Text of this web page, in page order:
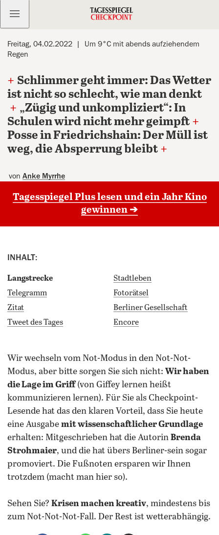
Kostenlos anmelden
Freitag, 04.02.2022
Um 9°C mit abends aufziehendem
Regen
+ Schlimmer geht immer: Das Wetter
ist nicht so schlecht, wie man denkt
+ „Zügig und unkompliziert“: In
Schulen wird nicht mehr geimpft +
Posse in Friedrichshain: Der Müll ist
weg, die Absperrung bleibt +
von Anke Myrrhe
Tagesspiegel Plus lesen und ein Jahr Kino
gewinnen ➔
INHALT:
Langstrecke
Telegramm
Zitat
Tweet des Tages
Stadtleben
Fotorätsel
Berliner Gesellschaft
Encore
wir wechseln vom Not-Modus in den Not-Not-
Modus, aber bitte sorgen Sie sich nicht: Wir haben
die Lage im Griff(von Giffey lernen heißt
kommunizieren lernen). Für Sie als Checkpoint-
Lesende hat das den klaren Vorteil, dass Sie heute
eine Ausgabe mit wissenschaftlicher Grundlage
erhalten: Mitgeschrieben hat die Autorin Brenda
Strohmaier, und die hat übers Berliner-sein sogar
promoviert. Die Fußnoten ersparen wir Ihnen
trotzdem (macht man hier so).
Sehen Sie? Krisen machen kreativ, mindestens bis
zum Not-Not-Not-Fall. Der Rest ist wetterabhängig.